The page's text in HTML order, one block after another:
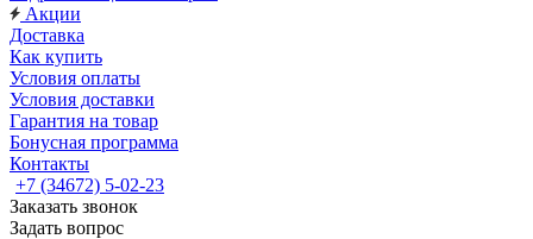
Акции
Доставка
Как купить
Условия оплаты
Условия доставки
Гарантия на товар
Бонусная программа
Контакты
+7 (34672) 5-02-23
Заказать звонок
Задать вопрос